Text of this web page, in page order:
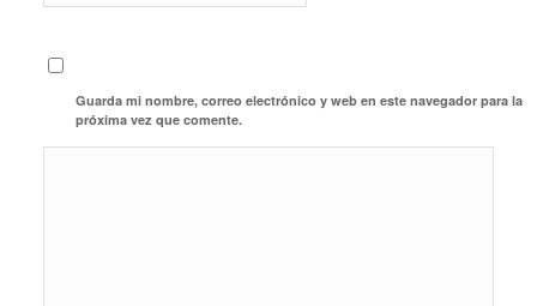
Guarda mi nombre, correo electrónico y web en este navegador para la
próxima vez que comente.